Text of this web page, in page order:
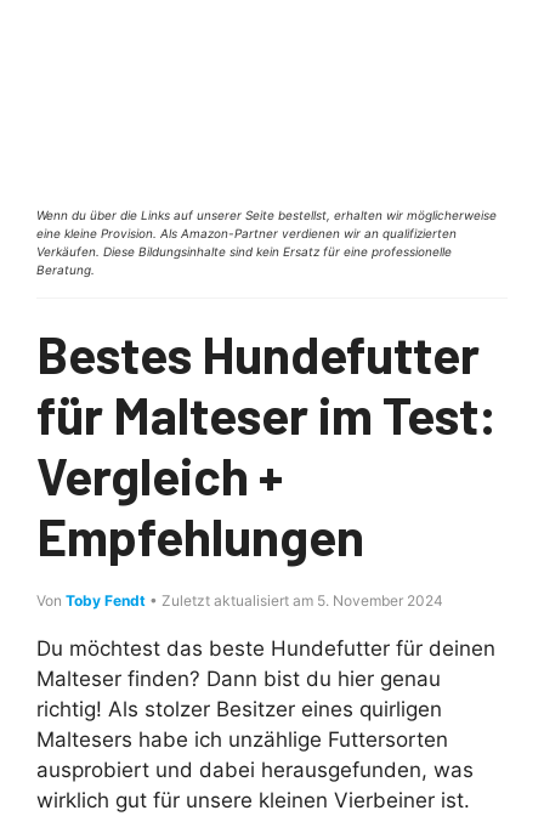
Wenn du über die Links auf unserer Seite bestellst, erhalten wir möglicherweise
eine kleine Provision. Als Amazon-Partner verdienen wir an qualifizierten
Verkäufen. Diese Bildungsinhalte sind kein Ersatz für eine professionelle
Beratung.
Bestes Hundefutter
für Malteser im Test:
Vergleich +
Empfehlungen
Von Toby Fendt • Zuletzt aktualisiert am 5. November 2024
Du möchtest das beste Hundefutter für deinen
Malteser finden? Dann bist du hier genau
richtig! Als stolzer Besitzer eines quirligen
Maltesers habe ich unzählige Futtersorten
ausprobiert und dabei herausgefunden, was
wirklich gut für unsere kleinen Vierbeiner ist.